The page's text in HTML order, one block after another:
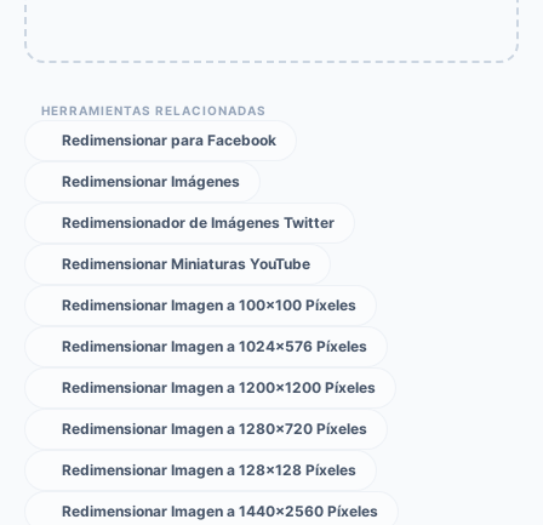
HERRAMIENTAS RELACIONADAS
Redimensionar para Facebook
Redimensionar Imágenes
Redimensionador de Imágenes Twitter
Redimensionar Miniaturas YouTube
Redimensionar Imagen a 100×100 Píxeles
Redimensionar Imagen a 1024×576 Píxeles
Redimensionar Imagen a 1200×1200 Píxeles
Redimensionar Imagen a 1280×720 Píxeles
Redimensionar Imagen a 128×128 Píxeles
Redimensionar Imagen a 1440×2560 Píxeles